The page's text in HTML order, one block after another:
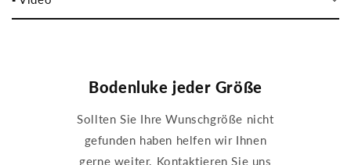
Bodenluke jeder Größe
Sollten Sie Ihre Wunschgröße nicht
gefunden haben helfen wir Ihnen
gerne weiter. Kontaktieren Sie uns